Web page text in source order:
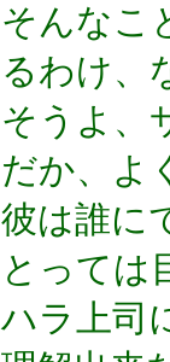
そんなこ
るわけ、
そうよ、
だか、よ
彼は誰に
とっては
ハラ上司